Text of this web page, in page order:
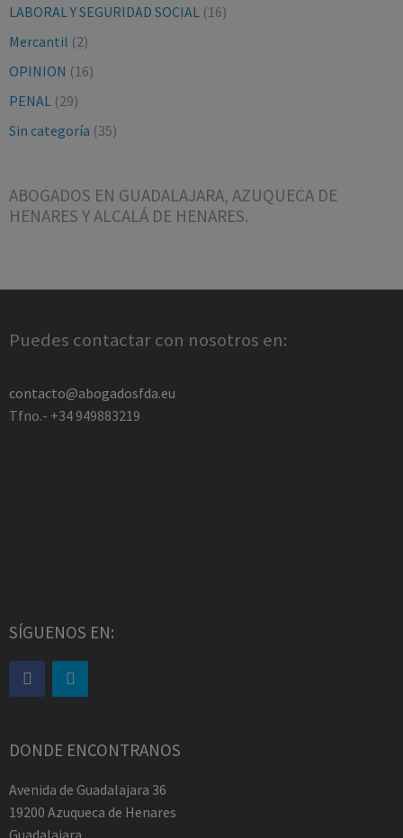
LABORAL Y SEGURIDAD SOCIAL (16)
Mercantil (2)
OPINION (16)
PENAL (29)
Sin categoría (35)
ABOGADOS EN GUADALAJARA, AZUQUECA DE
HENARES Y ALCALÁ DE HENARES.
Puedes contactar con nosotros en:
contacto@abogadosfda.eu
Tfno.- +34 949883219
SÍGUENOS EN:
DONDE ENCONTRANOS
Avenida de Guadalajara 36
19200 Azuqueca de Henares
Guadalajara